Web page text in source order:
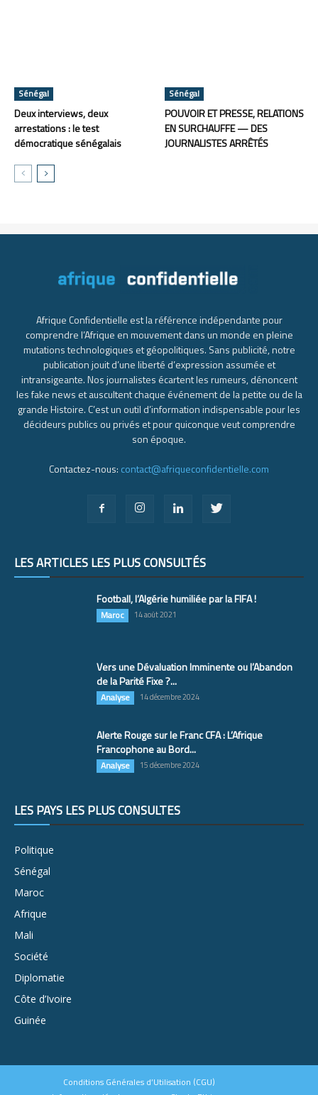
Sénégal
Deux interviews, deux
arrestations : le test
démocratique sénégalais
Sénégal
POUVOIR ET PRESSE, RELATIONS
EN SURCHAUFFE — DES
JOURNALISTES ARRÊTÉS
Afrique Confidentielle est la référence indépendante pour
comprendre l’Afrique en mouvement dans un monde en pleine
mutations technologiques et géopolitiques. Sans publicité, notre
publication jouit d’une liberté d’expression assumée et
intransigeante. Nos journalistes écartent les rumeurs, dénoncent
les fake news et auscultent chaque événement de la petite ou de la
grande Histoire. C’est un outil d’information indispensable pour les
décideurs publics ou privés et pour quiconque veut comprendre
son époque.
Contactez-nous: contact@afriqueconfidentielle.com
LES ARTICLES LES PLUS CONSULTÉS
Football, l’Algérie humiliée par la FIFA !
Maroc 14 août 2021
Vers une Dévaluation Imminente ou l’Abandon
de la Parité Fixe ?...
Analyse 14 décembre 2024
Alerte Rouge sur le Franc CFA : L’Afrique
Francophone au Bord...
Analyse 15 décembre 2024
LES PAYS LES PLUS CONSULTÉS
Politique
Sénégal
Maroc
Afrique
Mali
Société
Diplomatie
Côte d’Ivoire
Guinée
Conditions Générales d’Utilisation (CGU)